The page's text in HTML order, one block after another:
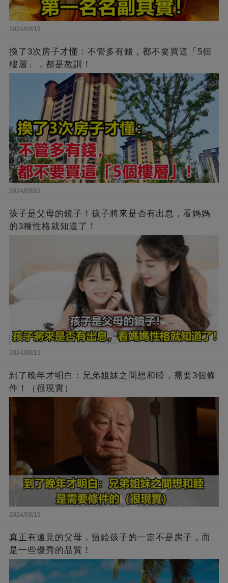
2024/08/19
換了3次房子才懂：不管多有錢，都不要買這「5個
樓層」，都是教訓！
2024/08/19
孩子是父母的鏡子！孩子將來是否有出息，看媽媽
的3種性格就知道了！
2024/08/19
到了晚年才明白：兄弟姐妹之間想和睦，需要3個條
件！（很現實）
2024/08/19
真正有遠見的父母，留給孩子的一定不是房子，而
是一些優秀的品質！